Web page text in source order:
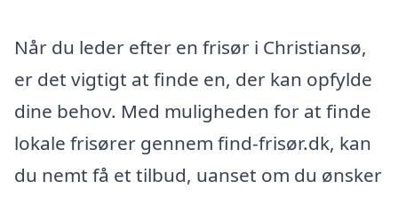
Når du leder efter en frisør i Christiansø,
er det vigtigt at finde en, der kan opfylde
dine behov. Med muligheden for at finde
lokale frisører gennem find-frisør.dk, kan
du nemt få et tilbud, uanset om du ønsker